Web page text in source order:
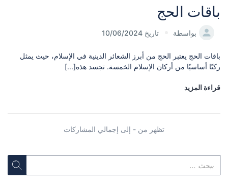
باقات الحج
بواسطة تاريخ 10/06/2024
باقات الحج يعتبر الحج من أبرز الشعائر الدينية في الإسلام، حيث يمثل
ركنًا أساسيًا من أركان الإسلام الخمسة. تجسد هذه[...]
قراءة المزيد
تظهر من - إلى إجمالي المشاركات